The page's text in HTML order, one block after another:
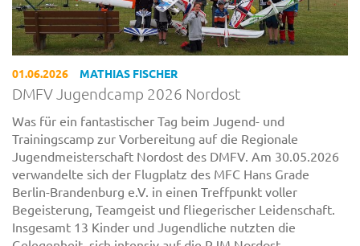
01.06.2026 MATHIAS FISCHER
DMFV Jugendcamp 2026 Nordost
Was für ein fantastischer Tag beim Jugend- und
Trainingscamp zur Vorbereitung auf die Regionale
Jugendmeisterschaft Nordost des DMFV. Am 30.05.2026
verwandelte sich der Flugplatz des MFC Hans Grade
Berlin-Brandenburg e.V. in einen Treffpunkt voller
Begeisterung, Teamgeist und fliegerischer Leidenschaft.
Insgesamt 13 Kinder und Jugendliche nutzten die